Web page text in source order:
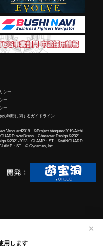
用します
✕
シー
ー
ー
の利用に関するガイドライン
Vanguard2018 ©Project Vanguard2019/Aichi
overDress Character Design ©2021
©2021-2023 CLAMP・ST ©VANGUARD
・ST © Cygames, Inc.